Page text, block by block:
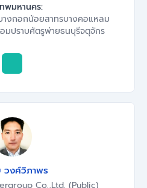
พมหานคร:
างกอกน้อยสาทรบางคอแหลม
มปราบศัตรูพ่ายธนบุรีจตุจักร
วงศ์วิภาพร
Co.,Ltd. (Public)